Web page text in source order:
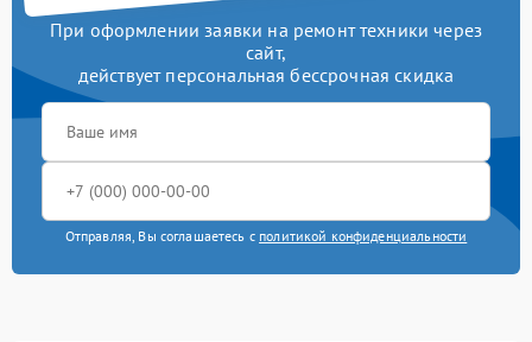
При оформлении заявки на ремонт техники через
сайт,
действует персональная бессрочная скидка
Отправляя, Вы соглашаетесь с политикой конфиденциальности